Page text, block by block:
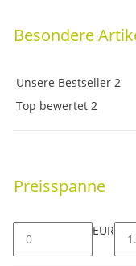
Unsere Bestseller 2
Top bewertet 2
Preisspanne
EUR